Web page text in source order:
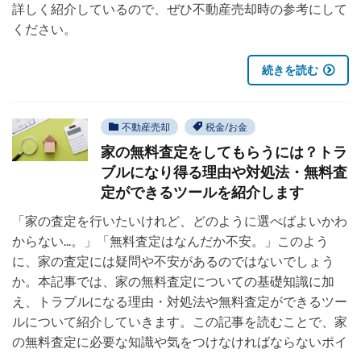
詳しく紹介しているので、ぜひ不動産売却時の参考にして
ください。
続きを読む
不動産売却 税金/お金
家の無料査定をしてもらうには？トラ
ブルになり得る理由や対処法・無料査
定ができるツールを紹介します
「家の査定を行いたいけれど、どのように選べばよいかわ
からない...。」「無料査定はなんだか不安。」このよう
に、家の査定には疑問や不安があるのではないでしょう
か。本記事では、家の無料査定についての基礎知識に加
え、トラブルになる理由・対処法や無料査定ができるツー
ルについて紹介していきます。この記事を読むことで、家
の無料査定に必要な知識や気をつけなければならないポイ